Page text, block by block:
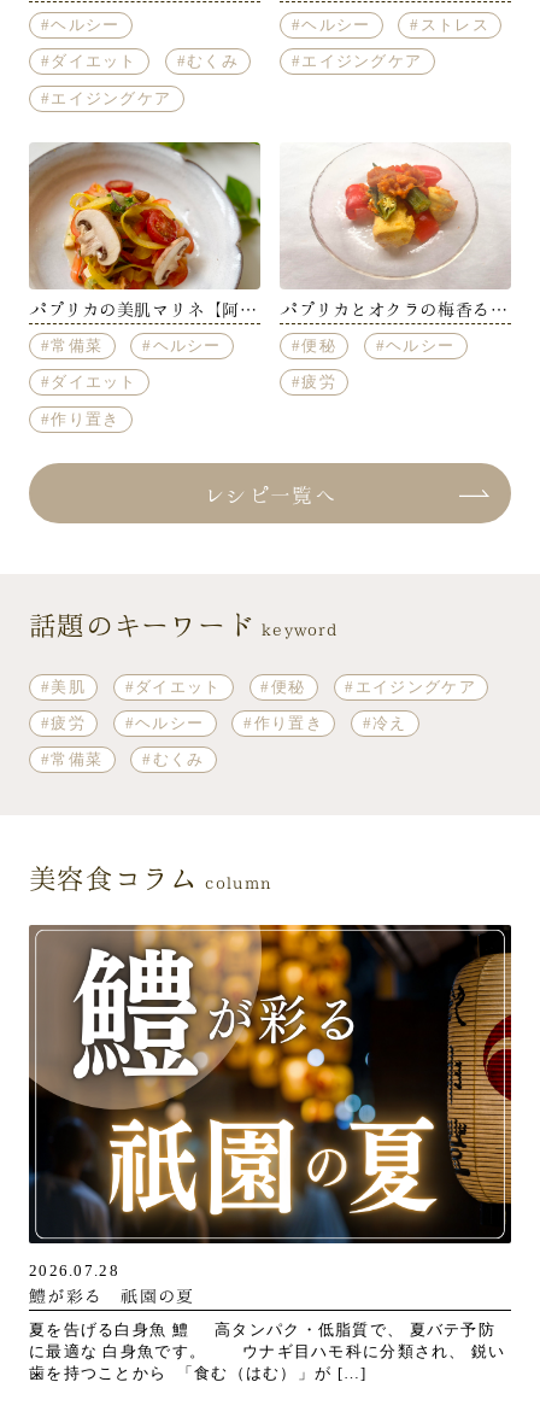
澤茜】
ヘルシー
ダイエット むくみ
エイジングケア
【大倉実里】
ヘルシー ストレス
エイジングケア
パプリカの美肌マリネ【阿部
明日香】
常備菜 ヘルシー
ダイエット
作り置き
パプリカとオクラの梅香るカ
レーチキン【冨澤茜】
便秘 ヘルシー
疲労
レシピ一覧へ
話題のキーワード keyword
美肌 ダイエット 便秘 エイジングケア
疲労 ヘルシー 作り置き 冷え
常備菜 むくみ
美容食コラム column
2026.07.28
鱧が彩る 祇園の夏
夏を告げる白身魚 鱧 高タンパク・低脂質で、 夏バテ予防
に最適な 白身魚です。 ウナギ目ハモ科に分類され、 鋭い
歯を持つことから 「食む（はむ）」が […]